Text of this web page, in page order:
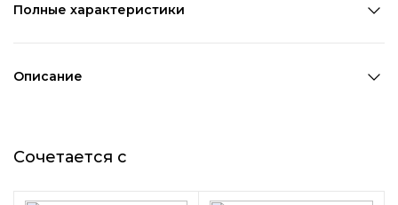
Полные характеристики
Ширина 1:2 см
Описание
Размер регулируется с помощью дополнительной
Сочетается с